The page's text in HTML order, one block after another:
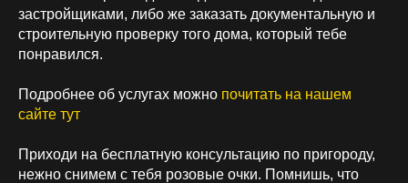
застройщиками, либо же заказать документальную и
строительную проверку того дома, который тебе
понравился.
Подробнее об услугах можно почитать на нашем
сайте тут
Приходи на бесплатную консультацию по пригороду,
нежно снимем с тебя розовые очки. Помнишь, что